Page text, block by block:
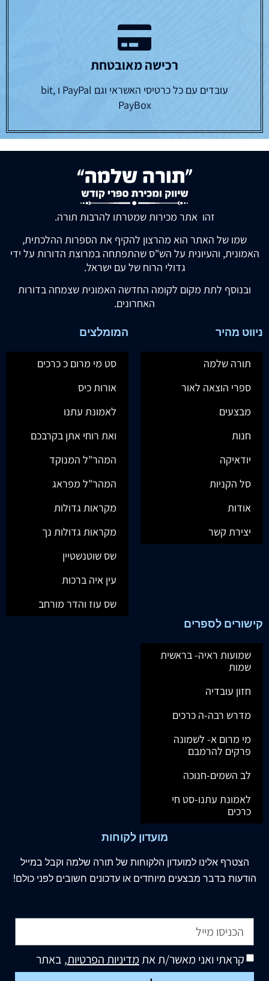
רכישה מאובטחת
עובדים עם כל כרטיסי האשראי וגם PayPal ו bit,
PayBox
זהו אתר מכירות שמטרתו להרבות תורה.
שמו של האתר הוא מהרצון להקיף את הספרות ההלכתית,
האמונית, והעיונית על הש"ס שהתפתחה במרוצת הדורות על ידי
גדולי הרוח של עם ישראל.
ובנוסף לתת מקום לקומה החדשה האמונית שצמחה בדורות
האחרונים.
ניווט מהיר
תורה שלמה
ספרי הוצאה לאור
מבצעים
חנות
יודאיקה
סל הקניות
אודות
יצירת קשר
המומלצים
סט מי מרום כ כרכים
אורות כיס
לאמונת עתנו
ואת רוחי אתן בקרבכם
המהר"ל המנוקד
המהר"ל מפראג
מקראות גדולות
מקראות גדולות נך
שס שוטנשטיין
עין איה ברכות
שס עוז והדר מורחב
קישורים לספרים
שמועות ראיה- בראשית
שמות
חזון עובדיה
מדרש רבה-ה כרכים
מי מרום א- לשמונה
פרקים להרמבם
לב השמים-חנוכה
לאמונת עתנו-סט חי
כרכים
מועדון לקוחות
הצטרף אלינו למועדון הלקוחות של תורה שלמה וקבל במייל
הודעות בדבר מבצעים מיוחדים או עדכונים חשובים לפני כולם!
קראתי ואני מאשר/ת אתמדיניות הפרטיות, באתר